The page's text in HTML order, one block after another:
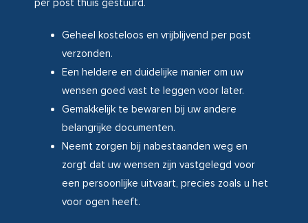
per post thuis gestuurd.
Geheel kosteloos en vrijblijvend per post
verzonden.
Een heldere en duidelijke manier om uw
wensen goed vast te leggen voor later.
Gemakkelijk te bewaren bij uw andere
belangrijke documenten.
Neemt zorgen bij nabestaanden weg en
zorgt dat uw wensen zijn vastgelegd voor
een persoonlijke uitvaart, precies zoals u het
voor ogen heeft.